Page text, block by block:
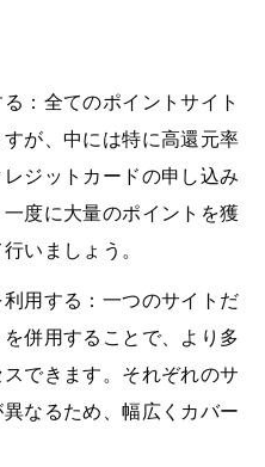
：全てのポイントサイト
が、中には特に高還元率
ジットカードの申し込み
度に大量のポイントを獲
いましょう。
用する：一つのサイトだ
併用することで、より多
できます。それぞれのサ
なるため、幅広くカバー